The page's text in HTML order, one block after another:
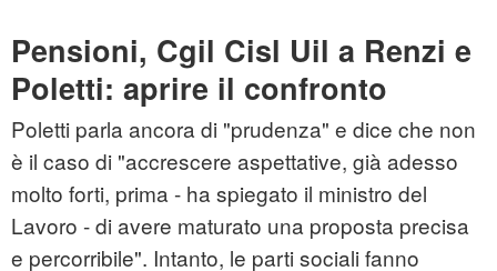
Pensioni, Cgil Cisl Uil a Renzi e
Poletti: aprire il confronto
Poletti parla ancora di "prudenza" e dice che non
è il caso di "accrescere aspettative, già adesso
molto forti, prima - ha spiegato il ministro del
Lavoro - di avere maturato una proposta precisa
e percorribile". Intanto, le parti sociali fanno